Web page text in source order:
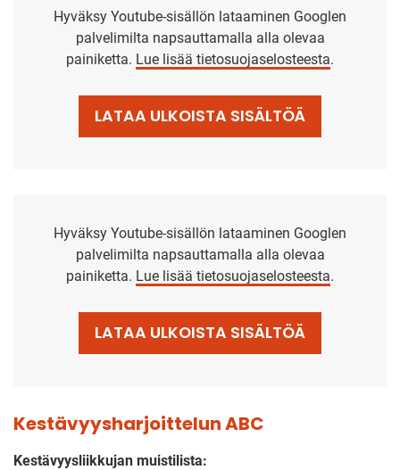
Hyväksy Youtube-sisällön lataaminen Googlen
palvelimilta napsauttamalla alla olevaa
painiketta. Lue lisää tietosuojaselosteesta.
LATAA ULKOISTA SISÄLTÖÄ
Hyväksy Youtube-sisällön lataaminen Googlen
palvelimilta napsauttamalla alla olevaa
painiketta. Lue lisää tietosuojaselosteesta.
LATAA ULKOISTA SISÄLTÖÄ
Kestävyysharjoittelun ABC
Kestävyysliikkujan muistilista: